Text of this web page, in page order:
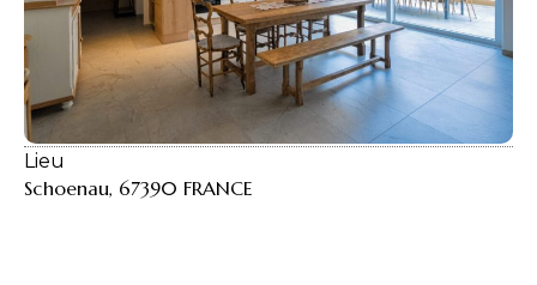
Lieu
Schoenau, 67390 FRANCE